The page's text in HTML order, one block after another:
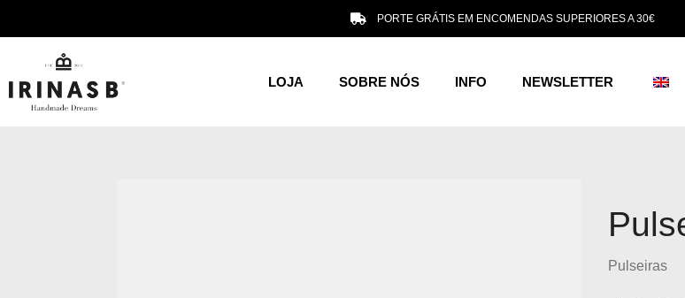
PORTE GRÁTIS EM ENCOMENDAS SUPERIORES A 30€
LOJA SOBRE NÓS INFO NEWSLETTER
Pulseiras